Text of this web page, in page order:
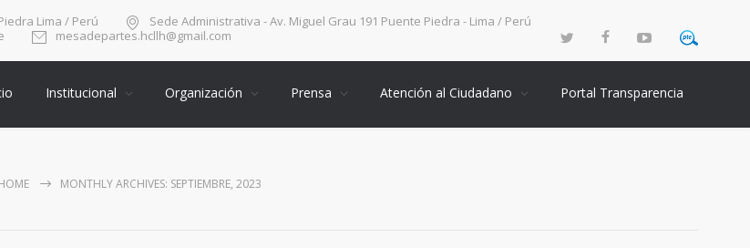
Lima / Perú
Sede Administrativa - Av. Miguel Grau 191 Puente Piedra - Lima / Perú
mesadepartes.hcllh@gmail.com
Institucional Organización Prensa Atención al Ciudadano Portal Transparencia
MONTHLY ARCHIVES: SEPTIEMBRE, 2023